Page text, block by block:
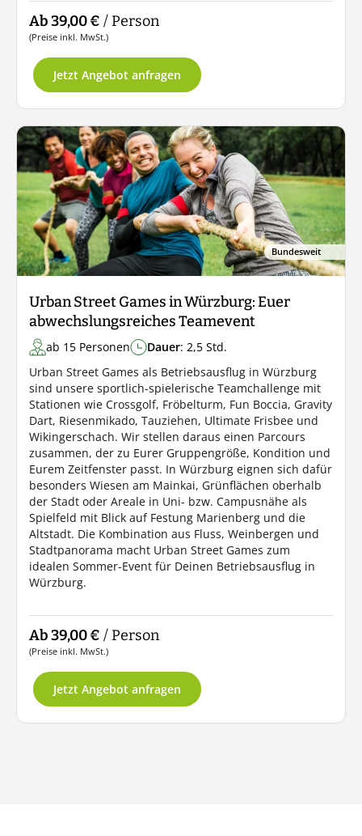
Ab 39,00 € / Person
(Preise inkl. MwSt.)
Jetzt Angebot anfragen
Bundesweit
Urban Street Games in Würzburg: Euer
abwechslungsreiches Teamevent
ab 15 Personen Dauer: 2,5 Std.
Urban Street Games als Betriebsausflug in Würzburg
sind unsere sportlich-spielerische Teamchallenge mit
Stationen wie Crossgolf, Fröbelturm, Fun Boccia, Gravity
Dart, Riesenmikado, Tauziehen, Ultimate Frisbee und
Wikingerschach. Wir stellen daraus einen Parcours
zusammen, der zu Eurer Gruppengröße, Kondition und
Eurem Zeitfenster passt. In Würzburg eignen sich dafür
besonders Wiesen am Mainkai, Grünflächen oberhalb
der Stadt oder Areale in Uni- bzw. Campusnähe als
Spielfeld mit Blick auf Festung Marienberg und die
Altstadt. Die Kombination aus Fluss, Weinbergen und
Stadtpanorama macht Urban Street Games zum
idealen Sommer-Event für Deinen Betriebsausflug in
Würzburg.
Ab 39,00 € / Person
(Preise inkl. MwSt.)
Jetzt Angebot anfragen